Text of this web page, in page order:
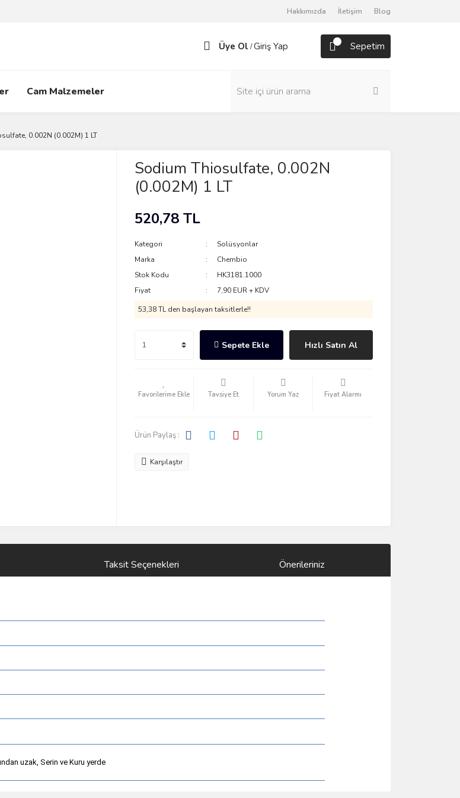
Hakkımızda İletişim Blog
Üye Ol /Giriş Yap Sepetim
Cam Malzemeler
0.002N (0.002M) 1 LT
Sodium Thiosulfate, 0.002N
(0.002M) 1 LT
520,78 TL
Kategori
Solüsyonlar
Marka
Chembio
Stok Kodu
HK3181.1000
Fiyat
7,90 EUR + KDV
53,38 TL den başlayan taksitlerle!!
Sepete Ekle Hızlı Satın Al
Tavsiye Et Yorum Yaz Fiyat Alarmı
Ürün Paylaş :
Karşılaştır
Taksit Seçenekleri Önerileriniz
uzak, Serin ve Kuru yerde